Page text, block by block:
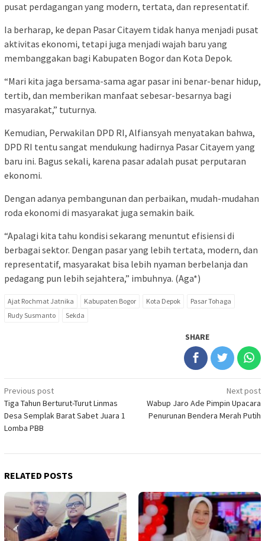
pusat perdagangan yang modern, tertata, dan representatif.
Ia berharap, ke depan Pasar Citayem tidak hanya menjadi pusat
aktivitas ekonomi, tetapi juga menjadi wajah baru yang
membanggakan bagi Kabupaten Bogor dan Kota Depok.
“Mari kita jaga bersama-sama agar pasar ini benar-benar hidup,
tertib, dan memberikan manfaat sebesar-besarnya bagi
masyarakat,” tuturnya.
Kemudian, Perwakilan DPD RI, Alfiansyah menyatakan bahwa,
DPD RI tentu sangat mendukung hadirnya Pasar Citayem yang
baru ini. Bagus sekali, karena pasar adalah pusat perputaran
ekonomi.
Dengan adanya pembangunan dan perbaikan, mudah-mudahan
roda ekonomi di masyarakat juga semakin baik.
“Apalagi kita tahu kondisi sekarang menuntut efisiensi di
berbagai sektor. Dengan pasar yang lebih tertata, modern, dan
representatif, masyarakat bisa lebih nyaman berbelanja dan
pedagang pun lebih sejahtera,” imbuhnya. (Aga*)
Ajat Rochmat Jatnika Kabupaten Bogor Kota Depok
Pasar Tohaga
Rudy Susmanto
Sekda
SHARE
Post
navigation
Previous post
Tiga Tahun Berturut-Turut Linmas
Desa Semplak Barat Sabet Juara 1
Lomba PBB
Next post
Wabup Jaro Ade Pimpin Upacara
Penurunan Bendera Merah Putih
RELATED POSTS